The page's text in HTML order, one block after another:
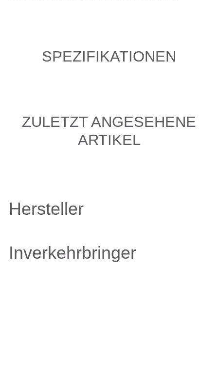
SPEZIFIKATIONEN
ZULETZT ANGESEHENE
ARTIKEL
Hersteller
Inverkehrbringer